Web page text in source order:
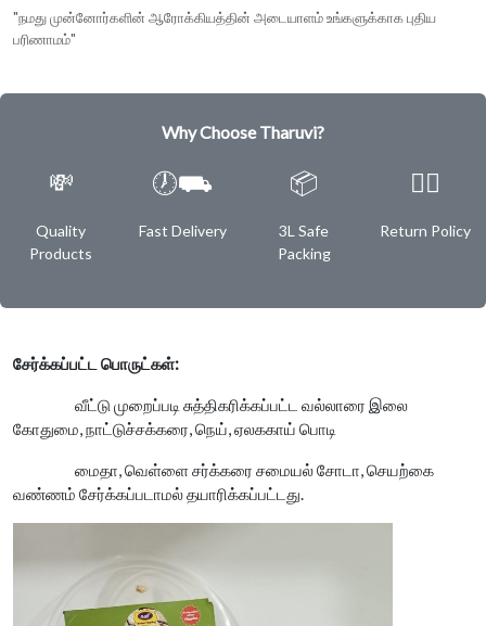
"நமது முன்னோர்களின் ஆரோக்கியத்தின் அடையாளம் உங்களுக்காக புதிய
பரிணாமம்"
Why Choose Tharuvi?
💸
Quality
Products
🕖⛟
Fast Delivery
📦
3L Safe
Packing
✌🏿
Return Policy
சேர்க்கப்பட்ட பொருட்கள்:
வீட்டு முறைப்படி சுத்திகரிக்கப்பட்ட வல்லாரை இலை
கோதுமை, நாட்டுச்சக்கரை, நெய், ஏலககாய் பொடி
மைதா, வெள்ளை சர்க்கரை சமையல் சோடா, செயற்கை
வண்ணம் சேர்க்கப்படாமல் தயாரிக்கப்பட்டது.